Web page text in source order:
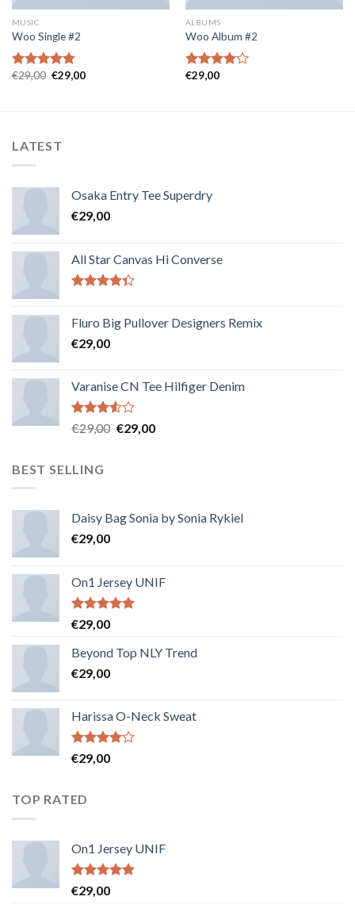
MUSIC
Woo Single #2
Note4.75
€29,00 €29,00
ALBUMS
Woo Album #2
Note
€29,00
LATEST
Osaka Entry Tee Superdry
€29,00
All Star Canvas Hi Converse
Fluro Big Pullover Designers Remix
€29,00
Varanise CN Tee Hilfiger Denim
Note
sur
€29,00 €29,00
BEST SELLING
Daisy Bag Sonia by Sonia Rykiel
€29,00
On1 Jersey UNIF
Note5.00
sur 5
€29,00
Beyond Top NLY Trend
€29,00
Harissa O-Neck Sweat
Note
4.00sur
€29,00
TOP RATED
On1 Jersey UNIF
Note5.00
sur 5
€29,00